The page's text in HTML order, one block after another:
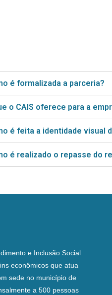
é formalizada a parceria?
o CAIS oferece para a
é feita a identidade visual
é realizado o repasse do
e Inclusão Social
econômicos que atua
sede no município de
a 500 pessoas